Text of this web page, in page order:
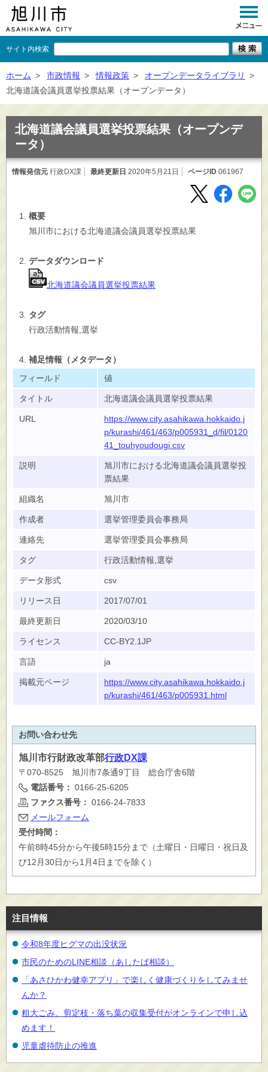
サイト内検索
くらし
観光
施設一覧
ホーム > 市政情報 > 情報政策 > オープンデータライブラリ
>
北海道議会議員選挙投票結果（オープンデータ）
北海道議会議員選挙投票結果（オープンデ
ータ）
情報発信元 行政DX課 最終更新日 2020年5月21日 ページID 061967
概要
旭川市における北海道議会議員選挙投票結果
データダウンロード
北海道議会議員選挙投票結果
タグ
行政活動情報,選挙
補足情報（メタデータ）
フィールド
値
タイトル 北海道議会議員選挙投票結果
URL
https://www.city.asahikawa.hokkaido.j
p/kurashi/461/463/p005931_d/fil/0120
41_touhyoudougi.csv
説明
旭川市における北海道議会議員選挙投
票結果
組織名 旭川市
作成者 選挙管理委員会事務局
連絡先 選挙管理委員会事務局
タグ 行政活動情報,選挙
データ形式 csv
リリース日 2017/07/01
最終更新日 2020/03/10
ライセンス CC-BY2.1JP
言語 ja
掲載元ページ
https://www.city.asahikawa.hokkaido.j
p/kurashi/461/463/p005931.html
お問い合わせ先
旭川市行財政改革部行政DX課
〒070-8525 旭川市7条通9丁目 総合庁舎6階
電話番号： 0166-25-6205
ファクス番号： 0166-24-7833
メールフォーム
受付時間：
午前8時45分から午後5時15分まで（土曜日・日曜日・祝日及
び12月30日から1月4日までを除く）
注目情報
令和8年度ヒグマの出没状況
市民のためのLINE相談（あしたば相談）
「あさひかわ健幸アプリ」で楽しく健康づくりをしてみませ
んか？
粗大ごみ、剪定枝・落ち葉の収集受付がオンラインで申し込
めます！
児童虐待防止の推進